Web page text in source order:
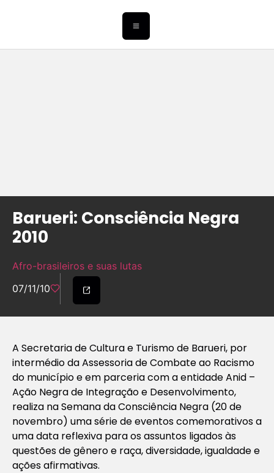
Barueri: Consciência Negra
2010
Afro-brasileiros e suas lutas
07/11/10
A Secretaria de Cultura e Turismo de Barueri, por
intermédio da Assessoria de Combate ao Racismo
do município e em parceria com a entidade Anid –
Ação Negra de Integração e Desenvolvimento,
realiza na Semana da Consciência Negra (20 de
novembro) uma série de eventos comemorativos a
uma data reflexiva para os assuntos ligados às
questões de gênero e raça, diversidade, igualdade e
ações afirmativas.